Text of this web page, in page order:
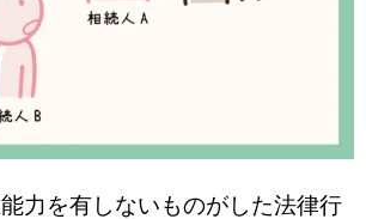
力を有しないものがした法律行